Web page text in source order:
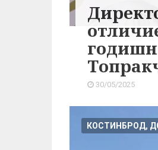
30/05/2025
КОСТИНБРОД,